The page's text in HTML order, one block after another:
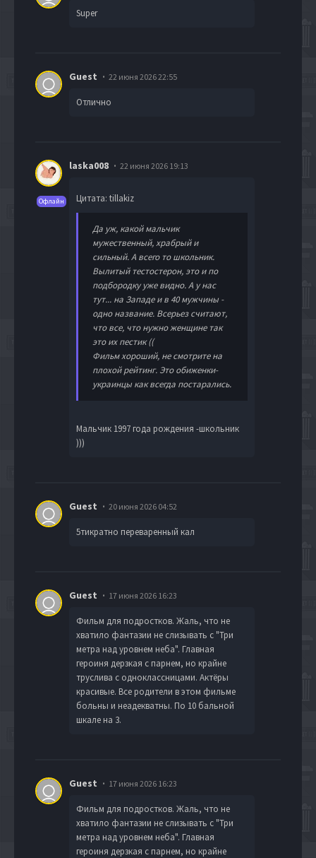
Super
Guest 22 июня 2026 22:55
Отлично
Офлайн
laska008 22 июня 2026 19:13
Цитата: tillakiz
Да уж, какой мальчик
мужественный, храбрый и
сильный. А всего то школьник.
Вылитый тестостерон, это и по
подбородку уже видно. А у нас
тут... на Западе и в 40 мужчины -
одно название. Всерьез считают,
что все, что нужно женщине так
это их пестик ((
Фильм хороший, не смотрите на
плохой рейтинг. Это обиженки-
украинцы как всегда постарались.
Мальчик 1997 года рождения -школьник
)))
Guest 20 июня 2026 04:52
5тикратно переваренный кал
Guest 17 июня 2026 16:23
Фильм для подростков. Жаль, что не
хватило фантазии не слизывать с "Три
метра над уровнем неба". Главная
героиня дерзкая с парнем, но крайне
труслива с одноклассницами. Актёры
красивые. Все родители в этом фильме
больны и неадекватны. По 10 бальной
шкале на 3.
Guest 17 июня 2026 16:23
Фильм для подростков. Жаль, что не
хватило фантазии не слизывать с "Три
метра над уровнем неба". Главная
героиня дерзкая с парнем, но крайне